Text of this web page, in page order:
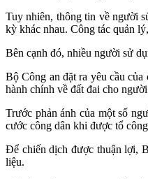
Tuy nhiên, thông tin về người
kỳ khác nhau. Công tác quản
Bên cạnh đó, nhiều người sử
Bộ Công an đặt ra yêu cầu
hành chính về đất đai cho
Trước phản ánh của một số
cước công dân khi được tổ
Để chiến dịch được thuận lợi,
liệu.